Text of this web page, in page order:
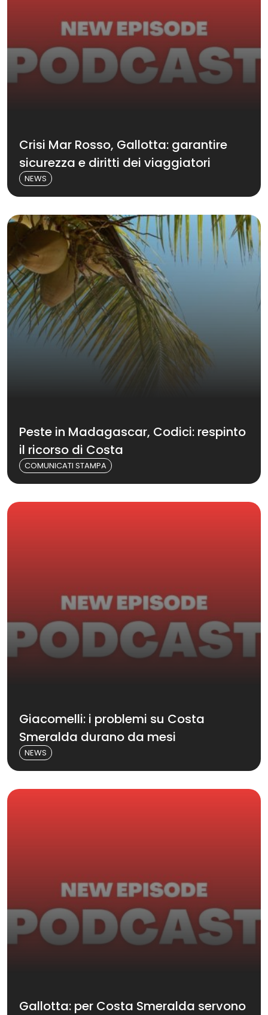
Crisi Mar Rosso, Gallotta: garantire
sicurezza e diritti dei viaggiatori
NEWS
Peste in Madagascar, Codici: respinto
il ricorso di Costa
COMUNICATI STAMPA
Giacomelli: i problemi su Costa
Smeralda durano da mesi
NEWS
Gallotta: per Costa Smeralda servono